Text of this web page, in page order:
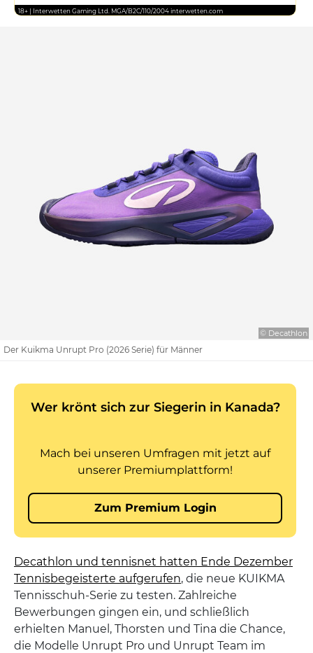
18+ | Interwetten Gaming Ltd. MGA/B2C/110/2004 interwetten.com
© Decathlon
Der Kuikma Unrupt Pro (2026 Serie) für Männer
Decathlon und tennisnet hatten Ende Dezember
Tennisbegeisterte aufgerufen, die neue KUIKMA
Tennisschuh-Serie zu testen. Zahlreiche
Bewerbungen gingen ein, und schließlich
erhielten Manuel, Thorsten und Tina die Chance,
die Modelle Unrupt Pro und Unrupt Team im